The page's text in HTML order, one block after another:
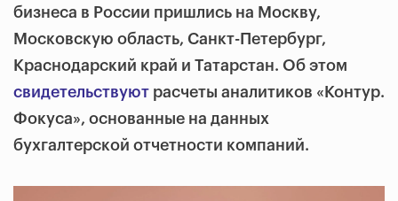
бизнеса в России пришлись на Москву,
Московскую область, Санкт-Петербург,
Краснодарский край и Татарстан. Об этом
свидетельствуют расчеты аналитиков «Контур.
Фокуса», основанные на данных
бухгалтерской отчетности компаний.